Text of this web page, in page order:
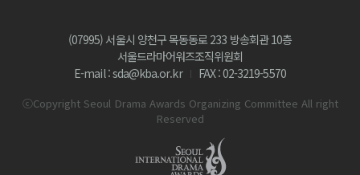
(07995) 서울시 양천구 목동동로 233 방송회관 10층
서울드라마어워즈조직위원회
E-mail : sda@kba.or.kr
FAX : 02-3219-5570
ⓒCopyright Seoul Drama Awards Organizing Committee All right
Reserved